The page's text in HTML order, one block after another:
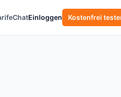
ChatEinloggen Kostenfrei